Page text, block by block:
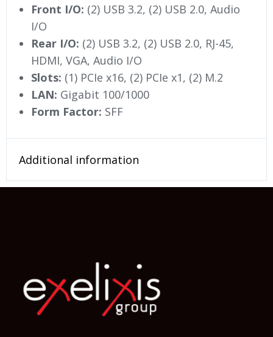
Front I/O: (2) USB 3.2, (2) USB 2.0, Audio
I/O
Rear I/O: (2) USB 3.2, (2) USB 2.0, RJ-45,
HDMI, VGA, Audio I/O
Slots: (1) PCIe x16, (2) PCIe x1, (2) M.2
LAN: Gigabit 100/1000
Form Factor: SFF
Additional information